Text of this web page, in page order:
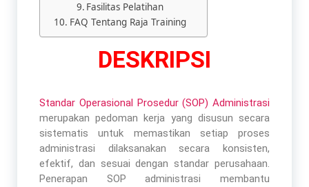
Fasilitas Pelatihan
FAQ Tentang Raja Training
DESKRIPSI
Standar Operasional Prosedur (SOP) Administrasi
merupakan pedoman kerja yang disusun secara
sistematis untuk memastikan setiap proses
administrasi dilaksanakan secara konsisten,
efektif, dan sesuai dengan standar perusahaan.
Penerapan SOP administrasi membantu